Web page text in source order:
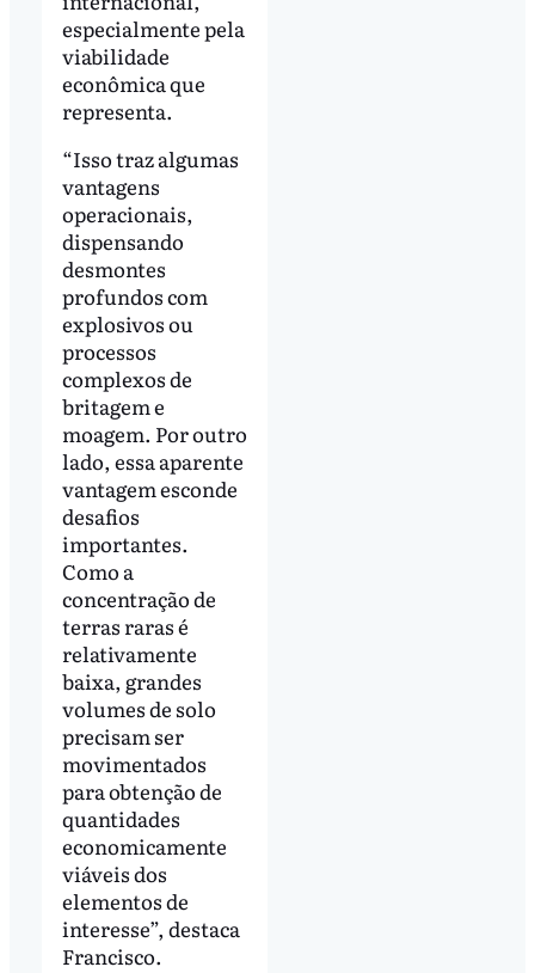
especialmente pela
viabilidade
econômica que
representa.
“Isso traz algumas
vantagens
operacionais,
dispensando
desmontes
profundos com
explosivos ou
processos
complexos de
britagem e
moagem. Por outro
lado, essa aparente
vantagem esconde
desafios
importantes.
Como a
concentração de
terras raras é
relativamente
baixa, grandes
volumes de solo
precisam ser
movimentados
para obtenção de
quantidades
economicamente
viáveis dos
elementos de
interesse”, destaca
Francisco.